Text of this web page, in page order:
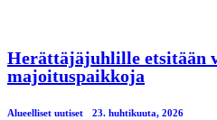
Herättäjäjuhlille etsitään
majoituspaikkoja
Alueelliset uutiset 23. huhtikuuta, 2026